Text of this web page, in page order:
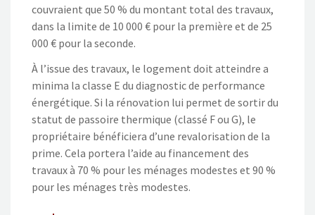
couvraient que 50 % du montant total des travaux,
dans la limite de 10 000 € pour la première et de 25
000 € pour la seconde.
À l’issue des travaux, le logement doit atteindre a
minima la classe E du diagnostic de performance
énergétique. Si la rénovation lui permet de sortir du
statut de passoire thermique (classé F ou G), le
propriétaire bénéficiera d’une revalorisation de la
prime. Cela portera l’aide au financement des
travaux à 70 % pour les ménages modestes et 90 %
pour les ménages très modestes.